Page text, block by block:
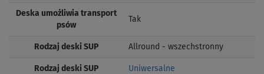
Deska umożliwia transport
psów
Tak
Rodzaj deski SUP Allround - wszechstronny
Rodzaj deski SUP Uniwersalne